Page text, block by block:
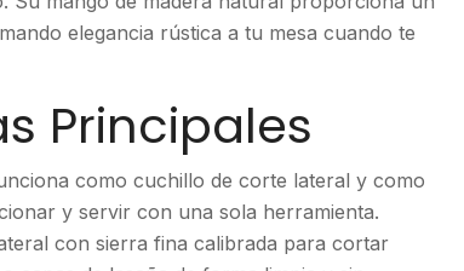
elegancia rústica a tu mesa cuando te
Principales
como cuchillo de corte lateral y como
y servir con una sola herramienta.
con sierra fina calibrada para cortar